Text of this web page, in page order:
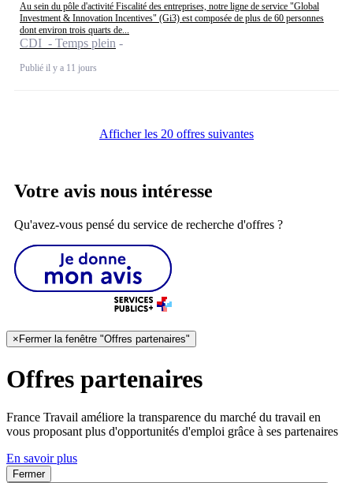
Au sein du pôle d'activité Fiscalité des entreprises, notre ligne de service "Global
Investment & Innovation Incentives" (Gi3) est composée de plus de 60 personnes
dont environ trois quarts de...
CDI - Temps plein
Publié il y a 11 jours
Afficher les 20 offres suivantes
Votre avis nous intéresse
Qu'avez-vous pensé du service de recherche d'offres ?
× Fermer la fenêtre "Offres partenaires"
Offres partenaires
France Travail améliore la transparence du marché du travail en
vous proposant plus d'opportunités d'emploi grâce à ses partenaires
En savoir plus
Fermer